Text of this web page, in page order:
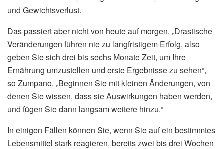
und Gewichtsverlust.
Das passiert aber nicht von heute auf morgen. „Drastische
Veränderungen führen nie zu langfristigem Erfolg, also
geben Sie sich drei bis sechs Monate Zeit, um Ihre
Ernährung umzustellen und erste Ergebnisse zu sehen“,
so Zumpano. „Beginnen Sie mit kleinen Änderungen, von
denen Sie wissen, dass sie Auswirkungen haben werden,
und fügen Sie dann langsam weitere hinzu.“
In einigen Fällen können Sie, wenn Sie auf ein bestimmtes
Lebensmittel stark reagieren, bereits zwei bis drei Wochen